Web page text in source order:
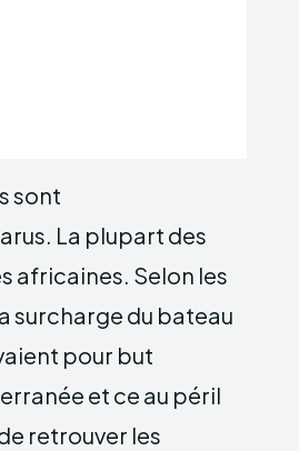
sont
La plupart des
africaines. Selon les
surcharge du bateau
pour but
et ce au péril
retrouver les